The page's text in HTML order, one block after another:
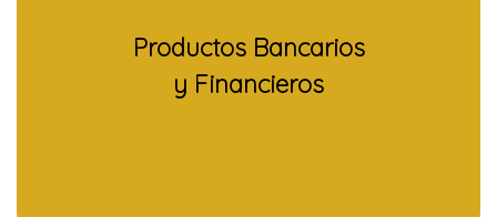
Productos Bancarios
y Financieros